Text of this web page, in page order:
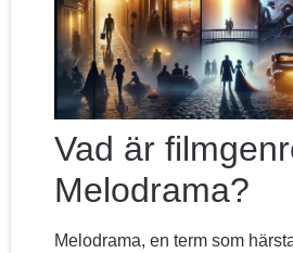
Vad är
Melodrama?
Melodrama, en term som